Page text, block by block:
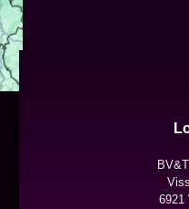
6921